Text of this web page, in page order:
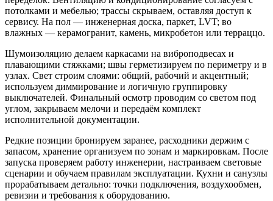
потолками и мебелью; трассы скрываем, оставляя доступ к
сервису. На пол — инженерная доска, паркет, LVT; во
влажных — керамогранит, камень, микробетон или терраццо.
Шумоизоляцию делаем каркасами на виброподвесах и
плавающими стяжками; швы герметизируем по периметру и в
узлах. Свет строим слоями: общий, рабочий и акцентный;
используем диммирование и логичную группировку
выключателей. Финальный осмотр проводим со светом под
углом, закрываем мелочи и передаём комплект
исполнительной документации.
Редкие позиции бронируем заранее, расходники держим с
запасом, хранение организуем по зонам и маркировкам. После
запуска проверяем работу инженерии, настраиваем световые
сценарии и обучаем правилам эксплуатации. Кухни и санузлы
прорабатываем детально: точки подключения, воздухообмен,
ревизии и требования к оборудованию.